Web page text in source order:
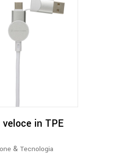
Questo
prodotto
opzioni
possono
scelte
in TPE
& Tecnologia